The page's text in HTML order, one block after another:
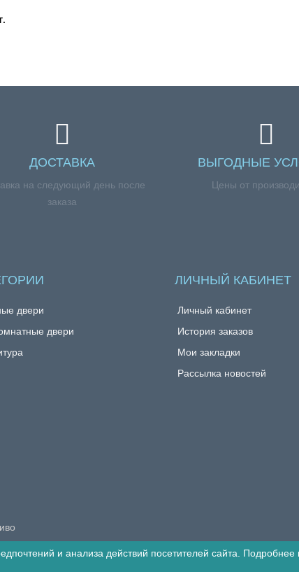
ДОСТАВКА
на следующий день после
заказа
ВЫГОДНЫЕ
Цены от
двери
двери
ЛИЧНЫЙ КАБИНЕТ
Личный кабинет
История заказов
Мои закладки
Рассылка новостей
и анализа действий посетителей сайта. Подробнее